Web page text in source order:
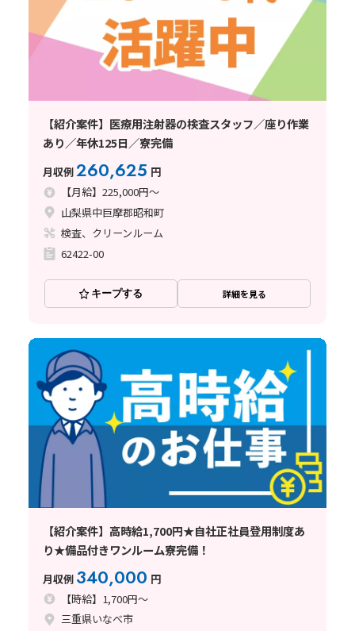
【紹介案件】医療用注射器の検査スタッフ／座り作業
あり／年休125日／寮完備
月収例260,625 円
【月給】225,000円～
山梨県中巨摩郡昭和町
検査、クリーンルーム
62422-00
キープする 詳細を見る
【紹介案件】高時給1,700円★自社正社員登用制度あ
り★備品付きワンルーム寮完備！
月収例 340,000 円
【時給】1,700円～
三重県いなべ市